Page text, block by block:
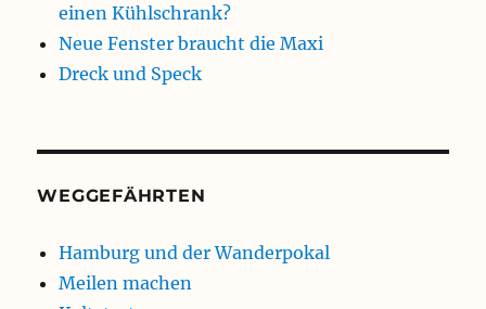
einen Kühlschrank?
Neue Fenster braucht die Maxi
Dreck und Speck
WEGGEFÄHRTEN
Hamburg und der Wanderpokal
Meilen machen